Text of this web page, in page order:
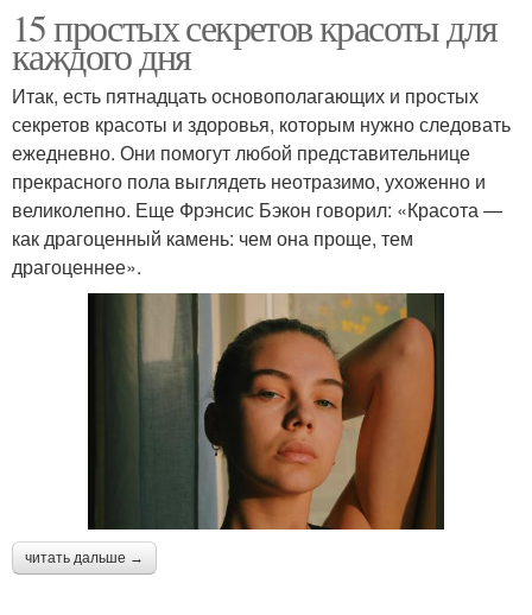
15 простых секретов красоты для
каждого дня
Итак, есть пятнадцать основополагающих и простых
секретов красоты и здоровья, которым нужно следовать
ежедневно. Они помогут любой представительнице
прекрасного пола выглядеть неотразимо, ухоженно и
великолепно. Еще Фрэнсис Бэкон говорил: «Красота —
как драгоценный камень: чем она проще, тем
драгоценнее».
читать дальше →